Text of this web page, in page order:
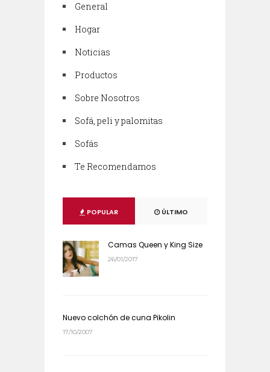
General
Hogar
Noticias
Productos
Sobre Nosotros
Sofá, peli y palomitas
Sofás
Te Recomendamos
POPULAR ÚLTIMO
Camas Queen y King Size
26/01/2017
Nuevo colchón de cuna Pikolin
17/10/2007